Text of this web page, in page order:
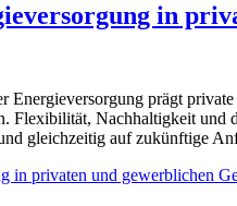
in
Energieversorgung prägt
Flexibilität, Nachhaltigkeit und
gleichzeitig auf zukünftige
in privaten und gewerblichen